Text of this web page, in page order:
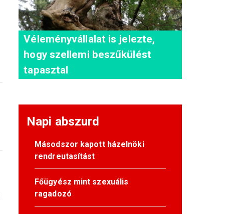
Véleményvállalat is jelezte,
hogy szellemi beszűkülést
tapasztal
Napi abszurd
Másodszor kapott házelnöki
rendreutasítást
Főügyész mint szexuális
ragadozó